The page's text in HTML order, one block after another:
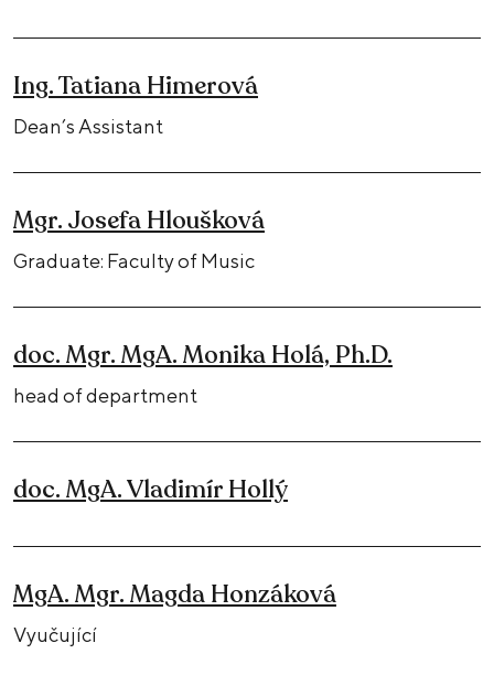
Ing. Tatiana Himerová
Dean’s Assistant
Mgr. Josefa Hloušková
Graduate: Faculty of Music
doc. Mgr. MgA. Monika Holá, Ph.D.
head of department
doc. MgA. Vladimír Hollý
MgA. Mgr. Magda Honzáková
Vyučující